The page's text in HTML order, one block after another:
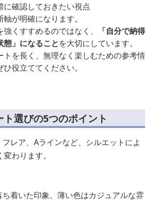
に確認しておきたい視点
が明確になります。
くすすめるのではなく、
「自分で納得
態」になることを大切にしています。
トを長く、無理なく楽しむための参考情
役立ててください。
選びの5つのポイント
レア、Aラインなど、シルエットによ
わります。
着いた印象、薄い色はカジュアルな雰